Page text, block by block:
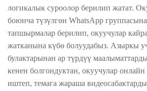
логикалык суроолор берилип жатат.
боюнча түзүлгөн WhatsApp группасына
тапшырмалар берилип, окуучулар
жатканына күбө болуудабыз. Азыркы
булактарынан ар түрдүү
кенен болгондуктан, окуучулар онлайн
иштеп, темага жараша